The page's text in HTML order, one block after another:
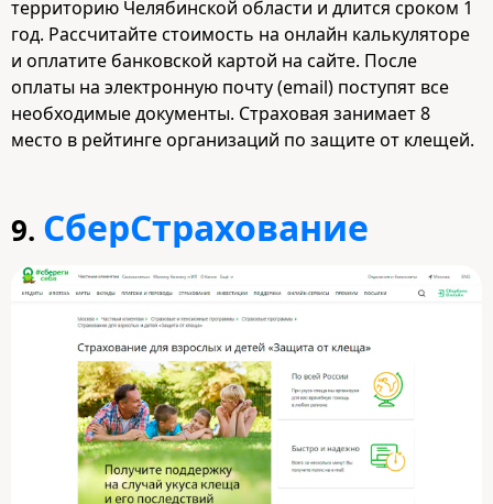
территорию Челябинской области и длится сроком 1
год. Рассчитайте стоимость на онлайн калькуляторе
и оплатите банковской картой на сайте. После
оплаты на электронную почту (email) поступят все
необходимые документы. Страховая занимает 8
место в рейтинге организаций по защите от клещей.
9. СберСтрахование